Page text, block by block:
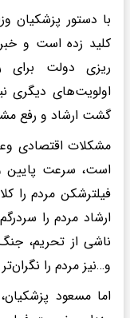
با دستور پزشکیان
کلید زده است و
ریزی دولت برای
اولویت‌های دیگری
گشت ارشاد و رفع
مشکلات اقتصادی
است، سرعت پایین
فیلترشکن مردم را
ارشاد مردم را
و…نیز مردم را
اما مسعود